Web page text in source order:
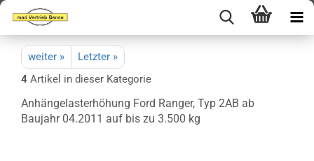
weiter »
Letzter »
4 Artikel in dieser Kategorie
Anhängelasterhöhung Ford Ranger, Typ 2AB ab
Baujahr 04.2011 auf bis zu 3.500 kg